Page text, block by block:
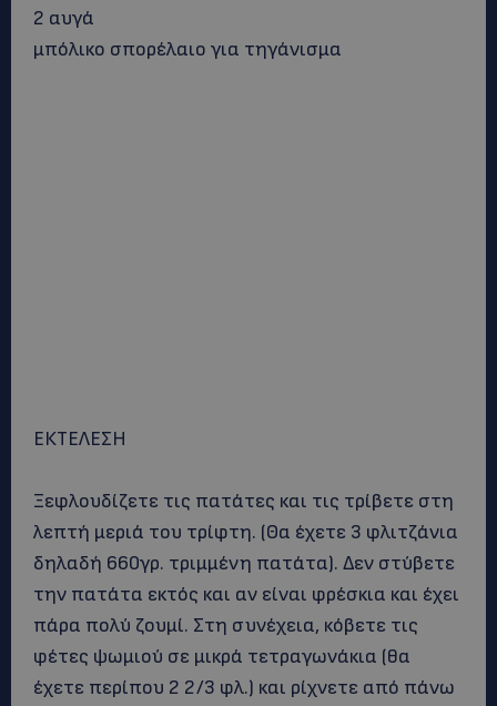
2 αυγά
μπόλικο σπορέλαιο για τηγάνισμα
ΕΚΤΕΛΕΣΗ
Ξεφλουδίζετε τις πατάτες και τις τρίβετε στη
λεπτή μεριά του τρίφτη. (Θα έχετε 3 φλιτζάνια
δηλαδή 660γρ. τριμμένη πατάτα). Δεν στύβετε
την πατάτα εκτός και αν είναι φρέσκια και έχει
πάρα πολύ ζουμί. Στη συνέχεια, κόβετε τις
φέτες ψωμιού σε μικρά τετραγωνάκια (θα
έχετε περίπου 2 2/3 φλ.) και ρίχνετε από πάνω